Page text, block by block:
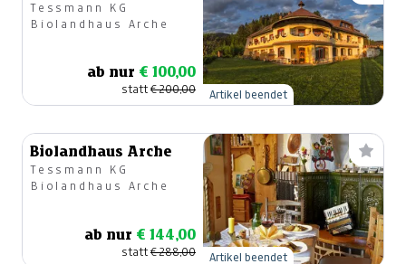
Tessmann KG
Biolandhaus Arche
ab nur € 100,00
statt€ 200,00 Artikel beendet
Biolandhaus Arche
Tessmann KG
Biolandhaus Arche
ab nur € 144,00
statt€ 288,00 Artikel beendet